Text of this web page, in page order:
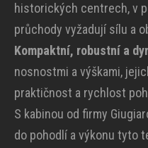
historických centrech, v
průchody vyžadují sílu a
Kompaktní, robustní a
nosnostmi a výškami,
praktičnost a rychlost
S kabinou od firmy
do pohodlí a výkonu tyto